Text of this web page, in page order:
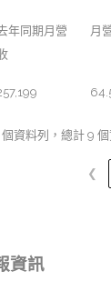
年同期月營
月
資料列，總計 9
❮
資訊